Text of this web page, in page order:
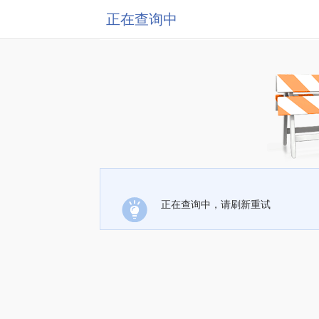
正在查询中
正在查询中，请刷新重试